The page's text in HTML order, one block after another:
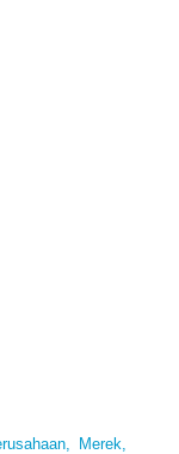
Merek,